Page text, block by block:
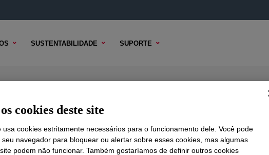
SUSTENTABILIDADE SUPORTE
TÉCNICO OPÇÕES DE AMOSTRA OPÇÕES DE COMPRA
cookies deste site
usa cookies estritamente necessários para o funcionamento dele. Você pode
navegador para bloquear ou alertar sobre esses cookies, mas algumas
podem não funcionar. Também gostaríamos de definir outros cookies